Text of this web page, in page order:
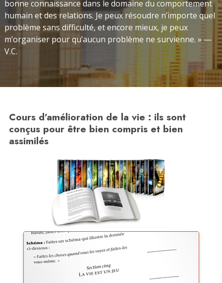
bonne connaissance dans le domaine du comportement
humain et des relations. Je peux résoudre n’importe quel
problème sans difficulté, et encore mieux, je peux
m’organiser pour qu’aucun problème ne survienne. » —
V.C.
Cours d’amélioration de la vie : ils sont
conçus pour être bien compris et bien
assimilés